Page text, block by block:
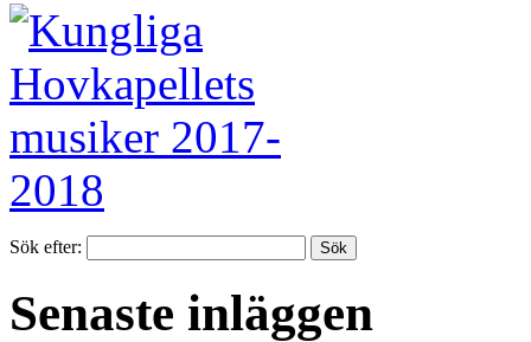
Sök efter:
Senaste inläggen